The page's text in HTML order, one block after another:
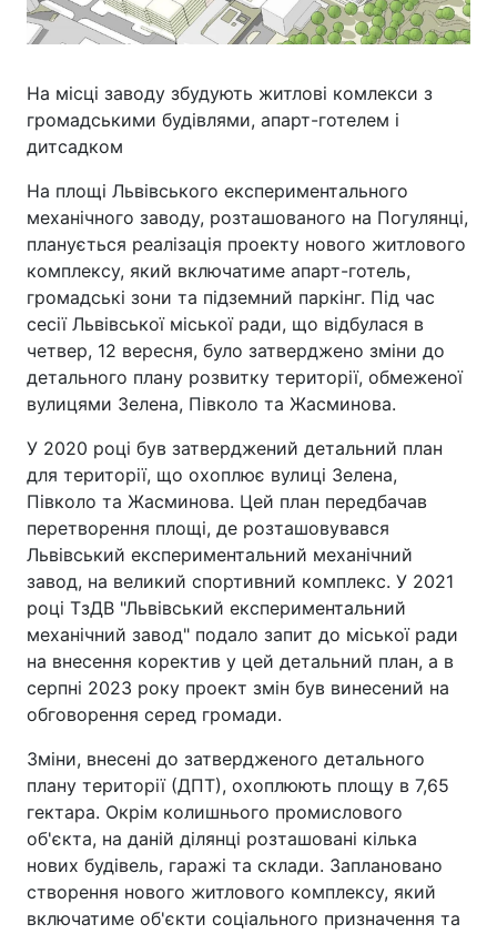
На місці заводу збудують житлові комлекси з
громадськими будівлями, апарт-готелем і
дитсадком
На площі Львівського експериментального
механічного заводу, розташованого на Погулянці,
планується реалізація проекту нового житлового
комплексу, який включатиме апарт-готель,
громадські зони та підземний паркінг. Під час
сесії Львівської міської ради, що відбулася в
четвер, 12 вересня, було затверджено зміни до
детального плану розвитку території, обмеженої
вулицями Зелена, Півколо та Жасминова.
У 2020 році був затверджений детальний план
для території, що охоплює вулиці Зелена,
Півколо та Жасминова. Цей план передбачав
перетворення площі, де розташовувався
Львівський експериментальний механічний
завод, на великий спортивний комплекс. У 2021
році ТзДВ "Львівський експериментальний
механічний завод" подало запит до міської ради
на внесення коректив у цей детальний план, а в
серпні 2023 року проект змін був винесений на
обговорення серед громади.
Зміни, внесені до затвердженого детального
плану території (ДПТ), охоплюють площу в 7,65
гектара. Окрім колишнього промислового
об'єкта, на даній ділянці розташовані кілька
нових будівель, гаражі та склади. Заплановано
створення нового житлового комплексу, який
включатиме об'єкти соціального призначення та